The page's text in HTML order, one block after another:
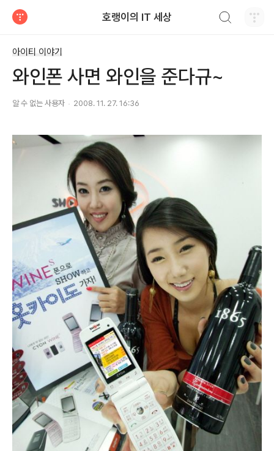
호랭이의 IT 세상
아이티 이야기
와인폰 사면 와인을 준다규~
알 수 없는 사용자 2008. 11. 27. 16:36